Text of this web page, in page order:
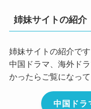
姉妹サイトの紹介
姉妹サイトの紹介です
中国ドラマ、海外ド
かったらご覧になって
中国ドラ